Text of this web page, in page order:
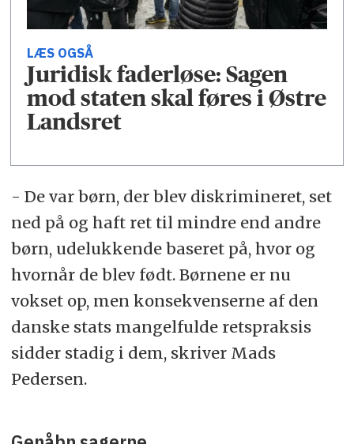
LÆS OGSÅ
Juridisk faderløse: Sagen
mod staten skal føres i Østre
Landsret
- De var børn, der blev diskrimineret, set
ned på og haft ret til mindre end andre
børn, udelukkende baseret på, hvor og
hvornår de blev født. Børnene er nu
vokset op, men konsekvenserne af den
danske stats mangelfulde retspraksis
sidder stadig i dem, skriver Mads
Pedersen.